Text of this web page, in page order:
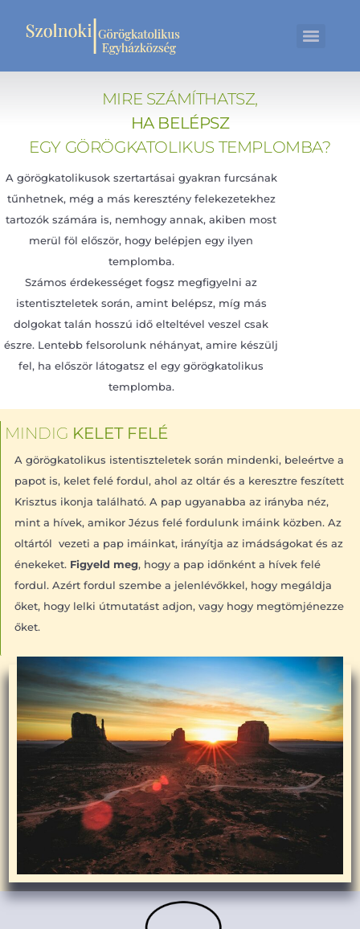
MIRE SZÁMÍTHATSZ,
HA BELÉPSZ
EGY GÖRÖGKATOLIKUS TEMPLOMBA?
A görögkatolikusok szertartásai gyakran furcsának
tűnhetnek, még a más keresztény felekezetekhez
tartozók számára is, nemhogy annak, akiben most
merül föl először, hogy belépjen egy ilyen
templomba.
Számos érdekességet fogsz megfigyelni az
istentiszteletek során, amint belépsz, míg más
dolgokat talán hosszú idő elteltével veszel csak
észre. Lentebb felsorolunk néhányat, amire készülj
fel, ha először látogatsz el egy görögkatolikus
templomba.
MINDIG KELET FELÉ
A görögkatolikus istentiszteletek során mindenki, beleértve a
papot is, kelet felé fordul, ahol az oltár és a keresztre feszített
Krisztus ikonja található. A pap ugyanabba az irányba néz,
mint a hívek, amikor Jézus felé fordulunk imáink közben. Az
oltártól vezeti a pap imáinkat, irányítja az imádságokat és az
énekeket. Figyeld meg, hogy a pap időnként a hívek felé
fordul. Azért fordul szembe a jelenlévőkkel, hogy megáldja
őket, hogy lelki útmutatást adjon, vagy hogy megtömjénezze
őket.